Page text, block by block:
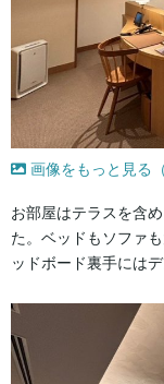
画像をもっと見る
お部屋はテラスを含
た。ベッドもソファ
ッドボード裏手には